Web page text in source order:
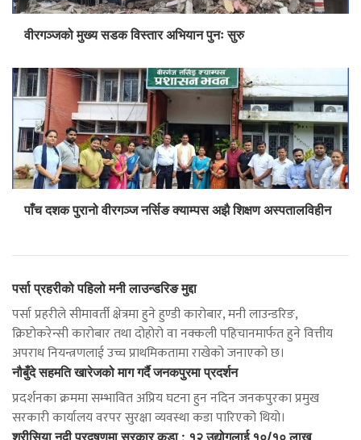
वीरगञ्जको मुख्य सडक विस्तार अभियान पुनः सुरु
पाँच दशक पुरानो वीरगञ्ज नर्सिङ क्याम्पस अझै शिक्षण अस्पतालविहीन
पर्सा प्रहरीको पहिलो मनी लाउन्डरिङ मुद्दा
पर्सा प्रहरीले सीमावर्ती क्षेत्रमा हुने हुण्डी कारोबार, मनी लाउन्डरिङ,
क्रिप्टोकरेन्सी कारोबार तथा दोहोरो वा नक्कली पहिचानमार्फत हुने वित्तीय
अपराध नियन्त्रणलाई उच्च प्राथमिकतामा राखेको जनाएको छ।
नौबुँदे सहमति खारेजको माग गर्दै जनकपुरमा प्रदर्शन
प्रदर्शनका क्रममा सम्भावित अप्रिय घटना हुन नदिन जनकपुरका प्रमुख
सरकारी कार्यालय वरपर सुरक्षा व्यवस्था कडा पारिएको थियो।
श्रीसिया नदी प्रदूषणमा सरकार कडा : १२ उद्योगलाई १०/१० लाख